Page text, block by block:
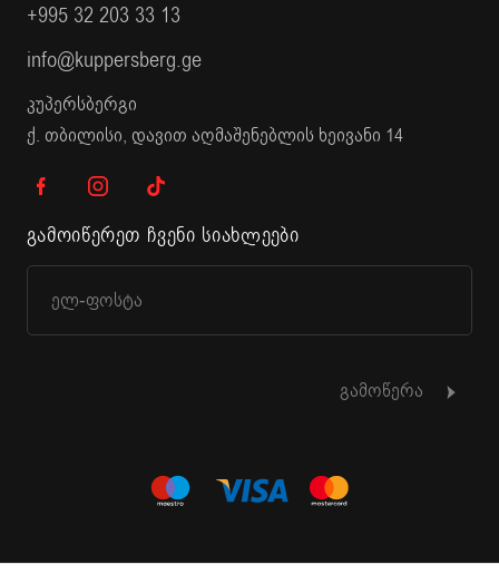
+995 32 203 33 13
info@kuppersberg.ge
კუპერსბერგი
ქ. თბილისი, დავით აღმაშენებლის ხეივანი 14
გამოიწერეთ ჩვენი სიახლეები
გამოწერა